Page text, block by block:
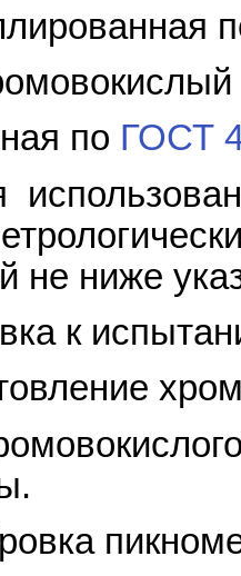
по ГОСТ
не ниже
к